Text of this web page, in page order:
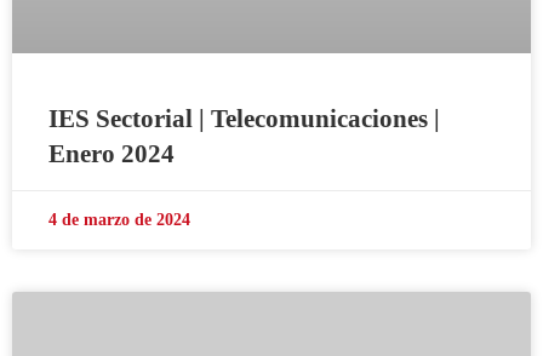
IES Sectorial | Telecomunicaciones |
Enero 2024
4 de marzo de 2024